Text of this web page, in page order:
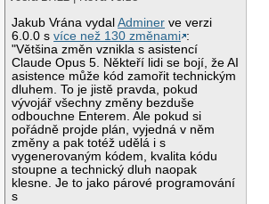
Jakub Vrána vydalAdminer ve verzi
6.0.0 svíce než 130 změnami :
"Většina změn vznikla s asistencí
Claude Opus 5. Někteří lidi se bojí, že AI
asistence může kód zamořit technickým
dluhem. To je jistě pravda, pokud
vývojář všechny změny bezduše
odbouchne Enterem. Ale pokud si
pořádně projde plán, vyjedná v něm
změny a pak totéž udělá i s
vygenerovaným kódem, kvalita kódu
stoupne a technický dluh naopak
klesne. Je to jako párové programování
s